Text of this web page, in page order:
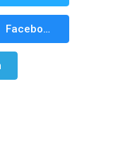
Facebook Messenger